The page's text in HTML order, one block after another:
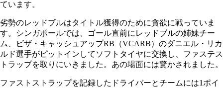
ています。
劣勢のレッドブルはタイトル獲得のために貪欲に戦っていま
す。シンガポールでは、ゴール直前にレッドブルの姉妹チー
ム、ビザ・キャッシュアップRB（VCARB）のダニエル・リカ
ルド選手がピットインしてソフトタイヤに交換し、ファステス
トラップを取りにいきました。あの場面には驚かされました。
ファストストラップを記録したドライバーとチームには1ポイ